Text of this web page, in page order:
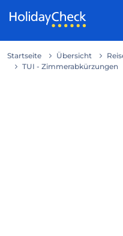
Startseite Übersicht
TUI - Zimmerabkürzungen